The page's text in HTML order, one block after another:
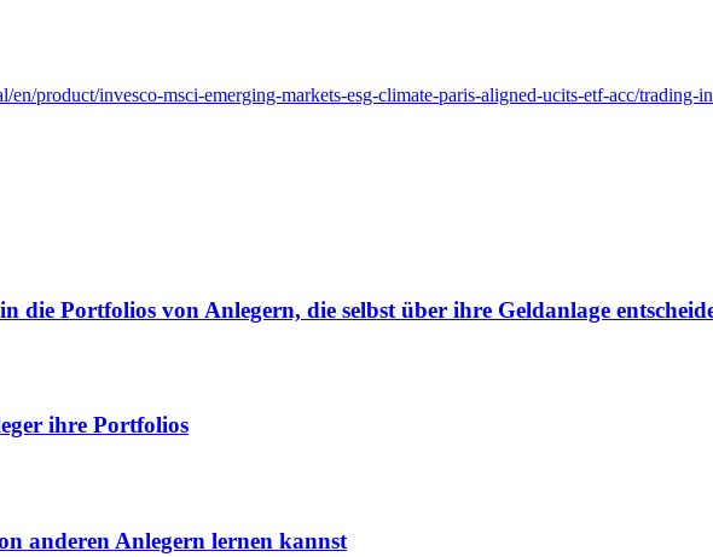
en/product/invesco-msci-emerging-markets-esg-climate-paris-aligned-ucits-etf-acc/trading-
Portfolios von Anlegern, die selbst über ihre Geldanlage
ihre Portfolios
anderen Anlegern lernen kannst